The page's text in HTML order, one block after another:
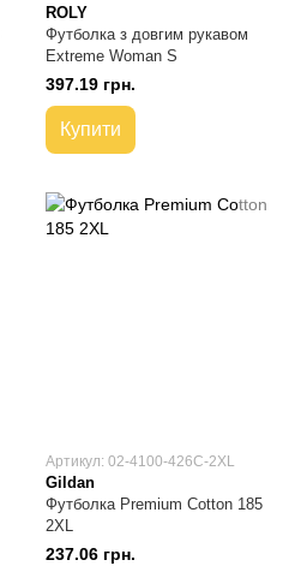
ROLY
Футболка з довгим рукавом
Extreme Woman S
397.19 грн.
Купити
Артикул: 02-4100-426C-2XL
Gildan
Футболка Premium Cotton 185
2XL
237.06 грн.